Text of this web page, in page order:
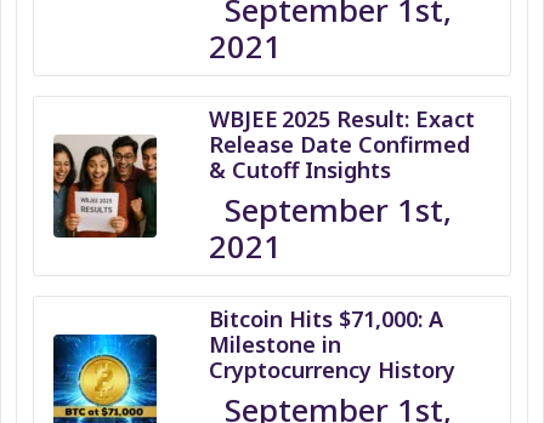
September 1st,
2021
WBJEE 2025 Result: Exact
Release Date Confirmed
& Cutoff Insights
September 1st,
2021
Bitcoin Hits $71,000: A
Milestone in
Cryptocurrency History
September 1st,